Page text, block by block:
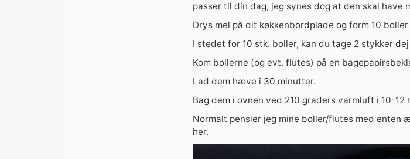
passer til din dag, jeg synes dog at den skal have
Drys mel på dit køkkenbordplade og form 10
I stedet for 10 stk. boller, kan du tage 2 stykker
Kom bollerne (og evt. flutes) på en
Lad dem hæve i 30 minutter.
Bag dem i ovnen ved 210 graders varmluft i 10-12
Normalt pensler jeg mine boller/flutes med enten
her.